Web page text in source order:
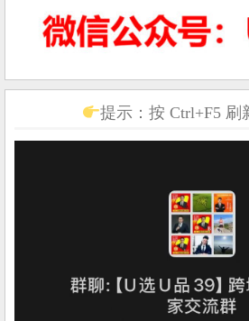
提示：按 Ctrl+F5 刷